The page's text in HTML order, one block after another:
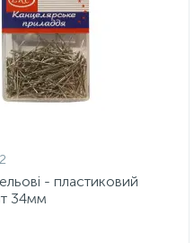
- пластиковий
34мм